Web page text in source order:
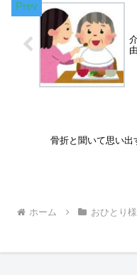
由
骨折と聞いて思い出
ホーム おひとり